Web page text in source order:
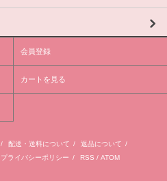
会員登録
カートを見る
/ 配送・送料について / 返品について /
プライバシーポリシー / RSS / ATOM